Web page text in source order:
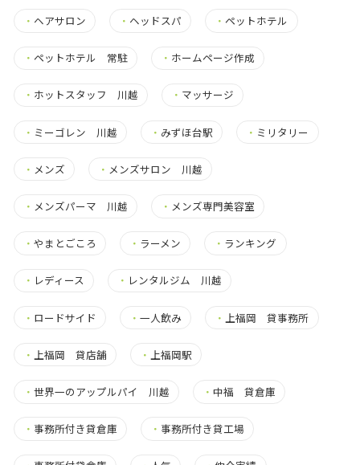
・ ヘアサロン ・ ヘッドスパ ・ペットホテル
・ ペットホテル 常駐 ・ ホームページ作成
・ ホットスタッフ 川越 ・ マッサージ
・ ミーゴレン 川越 ・ みずほ台駅 ・ ミリタリー
・ メンズ ・ メンズサロン 川越
・ メンズパーマ 川越 ・ メンズ専門美容室
・ やまとごころ ・ ラーメン ・ ランキング
・ レディース ・ レンタルジム 川越
・ ロードサイド ・一人飲み ・ 上福岡 貸事務所
・ 上福岡 貸店舗 ・ 上福岡駅
・ 世界一のアップルパイ 川越 ・中福 貸倉庫
・ 事務所付き貸倉庫 ・ 事務所付き貸工場